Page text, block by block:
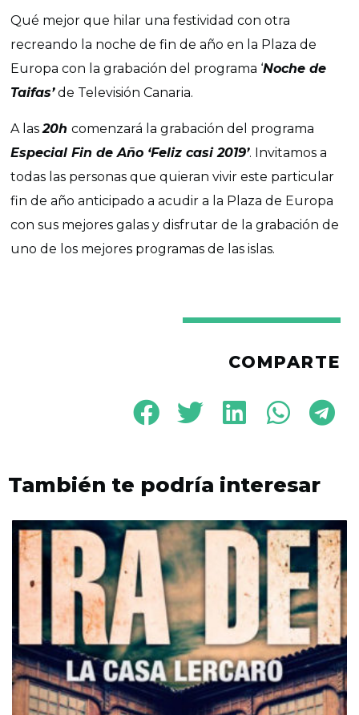
Qué mejor que hilar una festividad con otra
recreando la noche de fin de año en la Plaza de
Europa con la grabación del programa ‘Noche de
Taifas’de Televisión Canaria.
A las20hcomenzará la grabación del programa
Especial Fin de Año ‘Feliz casi 2019’. Invitamos a
todas las personas que quieran vivir este particular
fin de año anticipado a acudir a la Plaza de Europa
con sus mejores galas y disfrutar de la grabación de
uno de los mejores programas de las islas.
COMPARTE
También te podría interesar